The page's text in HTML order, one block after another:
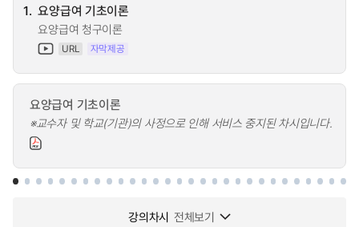
1. 요양급여 기초이론
요양급여 청구이론
URL 자막제공
요양급여 기초이론
※교수자 및 학교(기관)의 사정으로 인해 서비스 중지된 차시입니다.
강의차시 전체보기